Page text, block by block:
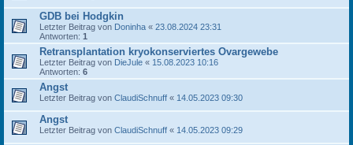
GDB bei Hodgkin
Letzter Beitrag von Doninha « 23.08.2024 23:31
Antworten: 1
Retransplantation kryokonserviertes Ovargewebe
Letzter Beitrag von DieJule « 15.08.2023 10:16
Antworten: 6
Angst
Letzter Beitrag von ClaudiSchnuff « 14.05.2023 09:30
Angst
Letzter Beitrag von ClaudiSchnuff « 14.05.2023 09:29